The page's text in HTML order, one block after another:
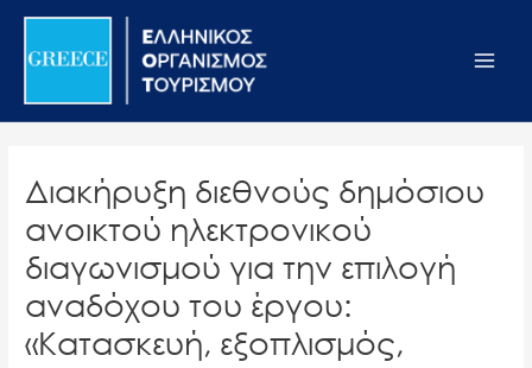
Σημείωση:
ιστότοπος
σύστημα
προσβασιμότητας.
Μετάβαση
περιεχόμενο
Διακήρυξη διεθνούς δημόσιου
ανοικτού ηλεκτρονικού
διαγωνισμού για την επιλογή
αναδόχου του έργου:
«Κατασκευή, εξοπλισμός,